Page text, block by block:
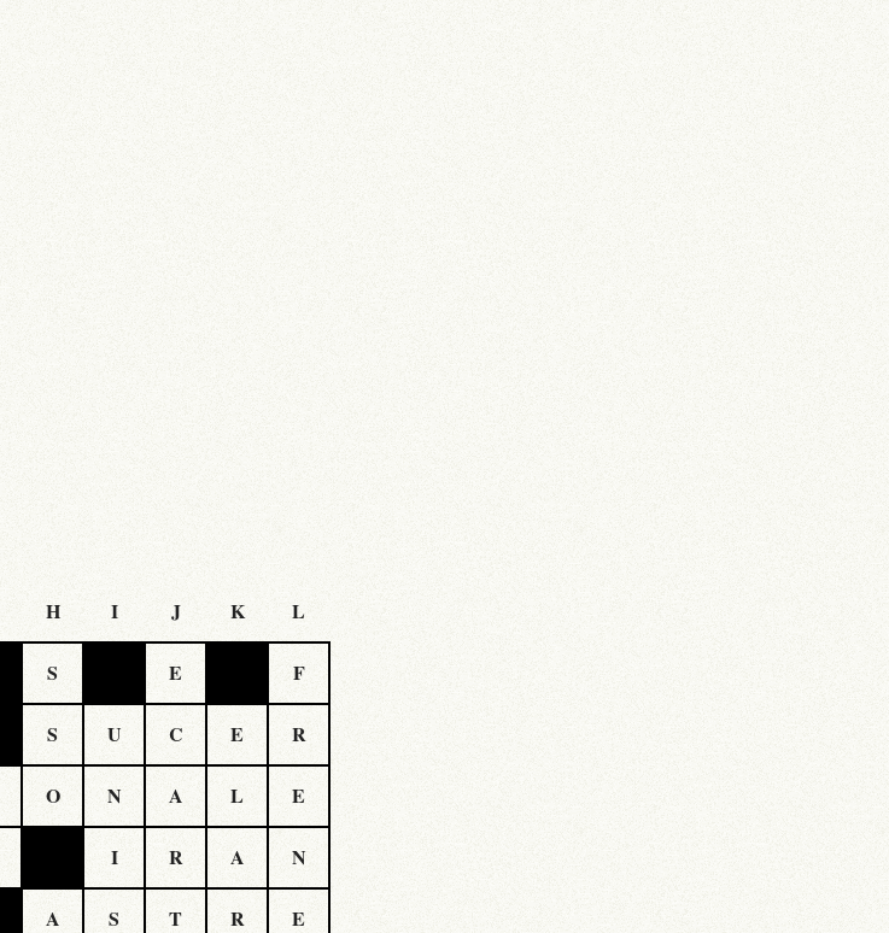
H I J K L
S E F
S U C E R
O N A L E
I R A N
A S T R E